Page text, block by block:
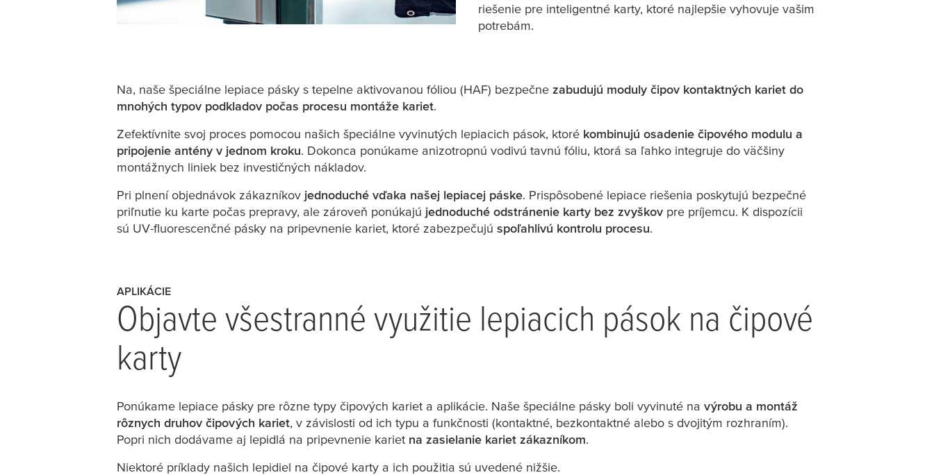
riešenie pre inteligentné karty, ktoré najlepšie vyhovuje vašim
potrebám.
Na, naše špeciálne lepiace pásky s tepelne aktivovanou fóliou (HAF) bezpečne zabudujú moduly čipov kontaktných kariet do
mnohých typov podkladov počas procesu montáže kariet.
Zefektívnite svoj proces pomocou našich špeciálne vyvinutých lepiacich pások, ktoré kombinujú osadenie čipového modulu a
pripojenie antény v jednom kroku. Dokonca ponúkame anizotropnú vodivú tavnú fóliu, ktorá sa ľahko integruje do väčšiny
montážnych liniek bez investičných nákladov.
Pri plnení objednávok zákazníkov jednoduché vďaka našej lepiacej páske. Prispôsobené lepiace riešenia poskytujú bezpečné
priľnutie ku karte počas prepravy, ale zároveň ponúkajú jednoduché odstránenie karty bez zvyškov pre príjemcu. K dispozícii
sú UV-fluorescenčné pásky na pripevnenie kariet, ktoré zabezpečujú spoľahlivú kontrolu procesu.
APLIKÁCIE
Objavte všestranné využitie lepiacich pások na čipové
karty
Ponúkame lepiace pásky pre rôzne typy čipových kariet a aplikácie. Naše špeciálne pásky boli vyvinuté na výrobu a montáž
rôznych druhov čipových kariet, v závislosti od ich typu a funkčnosti (kontaktné, bezkontaktné alebo s dvojitým rozhraním).
Popri nich dodávame aj lepidlá na pripevnenie kariet na zasielanie kariet zákazníkom.
Niektoré príklady našich lepidiel na čipové karty a ich použitia sú uvedené nižšie.